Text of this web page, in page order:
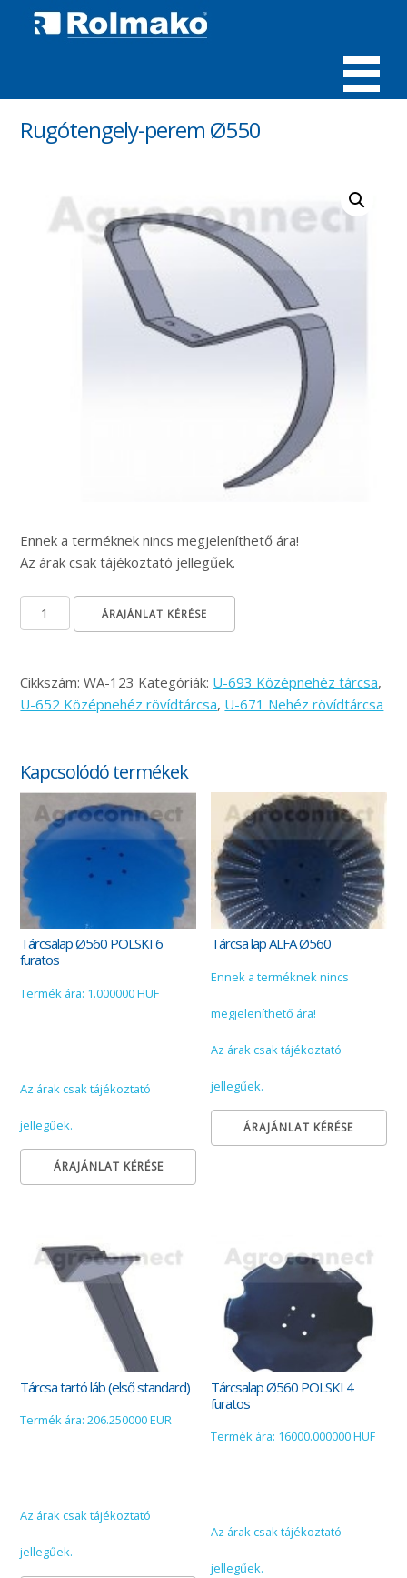
MENÜ
Rugótengely-perem Ø550
Ennek a terméknek nincs megjeleníthető ára!
Az árak csak tájékoztató jellegűek.
Rugótengely-perem Ø550 mennyiség
ÁRAJÁNLAT KÉRÉSE
Cikkszám:WA-123 Kategóriák: U-693 Középnehéz tárcsa,
U-652 Középnehéz rövídtárcsa, U-671 Nehéz rövídtárcsa
Kapcsolódó termékek
Tárcsalap Ø560 POLSKI 6
furatos
Termék ára: 1.000000 HUF
Az árak csak tájékoztató
jellegűek.
ÁRAJÁNLAT KÉRÉSE
Tárcsa lap ALFA Ø560
Ennek a terméknek nincs
megjeleníthető ára!
Az árak csak tájékoztató
jellegűek.
ÁRAJÁNLAT KÉRÉSE
Tárcsa tartó láb (első standard)
Termék ára: 206.250000 EUR
Az árak csak tájékoztató
jellegűek.
Tárcsalap Ø560 POLSKI 4
furatos
Termék ára: 16000.000000 HUF
Az árak csak tájékoztató
jellegűek.